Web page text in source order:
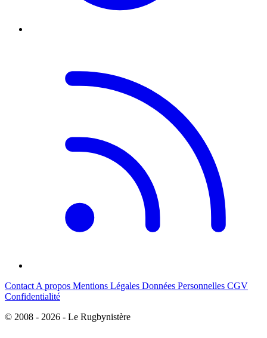
Contact A propos Mentions Légales Données Personnelles CGV
Confidentialité
© 2008 - 2026 - Le Rugbynistère